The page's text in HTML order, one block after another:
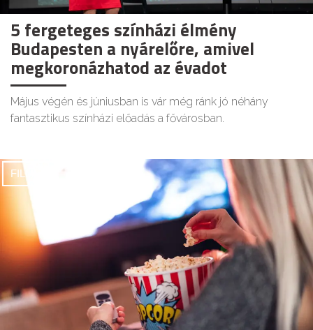
5 fergeteges színházi élmény
Budapesten a nyárelőre, amivel
megkoronázhatod az évadot
Május végén és júniusban is vár még ránk jó néhány
fantasztikus színházi előadás a fővárosban.
FILMEK